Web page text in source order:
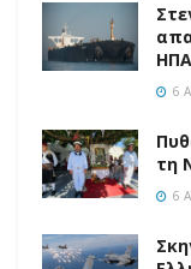
6
τη
6